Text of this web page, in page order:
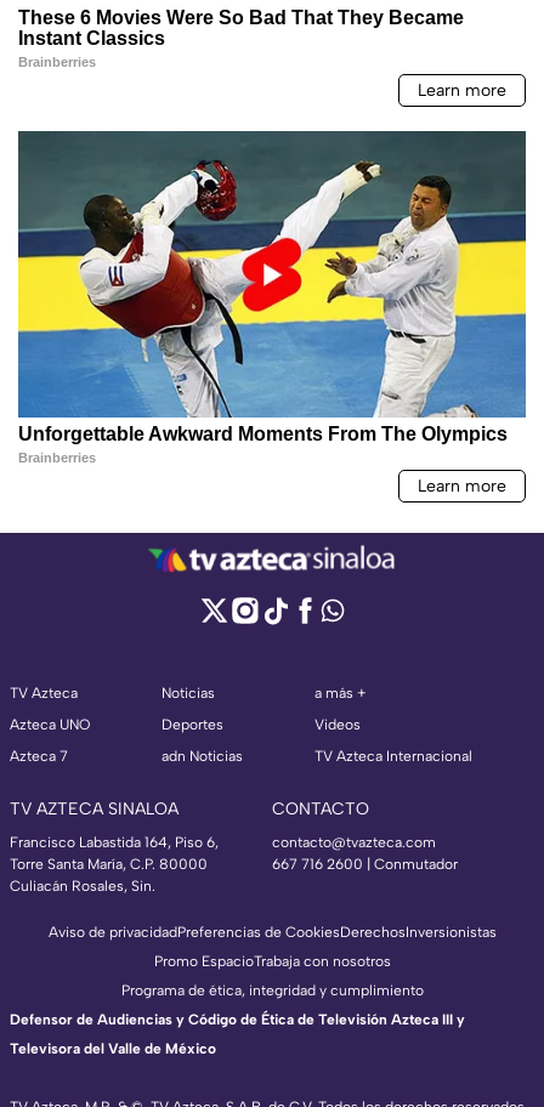
TV Azteca
Azteca UNO
Azteca 7
Noticias
Deportes
adn Noticias
a más +
Videos
TV Azteca Internacional
TV AZTECA SINALOA
Francisco Labastida 164, Piso 6,
Torre Santa María, C.P. 80000
Culiacán Rosales, Sin.
CONTACTO
contacto@tvazteca.com
667 716 2600 | Conmutador
Aviso de privacidadPreferencias de CookiesDerechosInversionistas
Promo EspacioTrabaja con nosotros
Programa de ética, integridad y cumplimiento
Defensor de Audiencias y Código de Ética de Televisión Azteca III y
Televisora del Valle de México